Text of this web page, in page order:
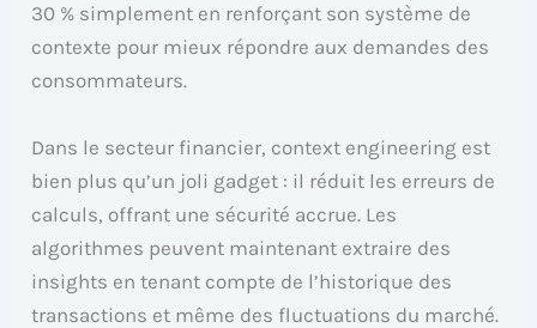
30 % simplement en renforçant son système de
contexte pour mieux répondre aux demandes des
consommateurs.
Dans le secteur financier, context engineering est
bien plus qu’un joli gadget : il réduit les erreurs de
calculs, offrant une sécurité accrue. Les
algorithmes peuvent maintenant extraire des
insights en tenant compte de l’historique des
transactions et même des fluctuations du marché.